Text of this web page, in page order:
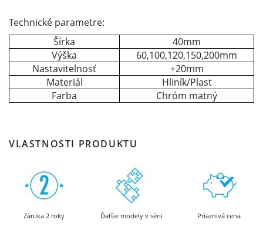
Technické parametre:
Šírka
40mm
Výška
60,100,120,150,200mm
Nastavitelnosť
+20mm
Materiál
Hliník/Plast
Farba
Chróm matný
VLASTNOSTI PRODUKTU
Záruka 2 roky Ďalšie modely v sérii Priaznivá cena